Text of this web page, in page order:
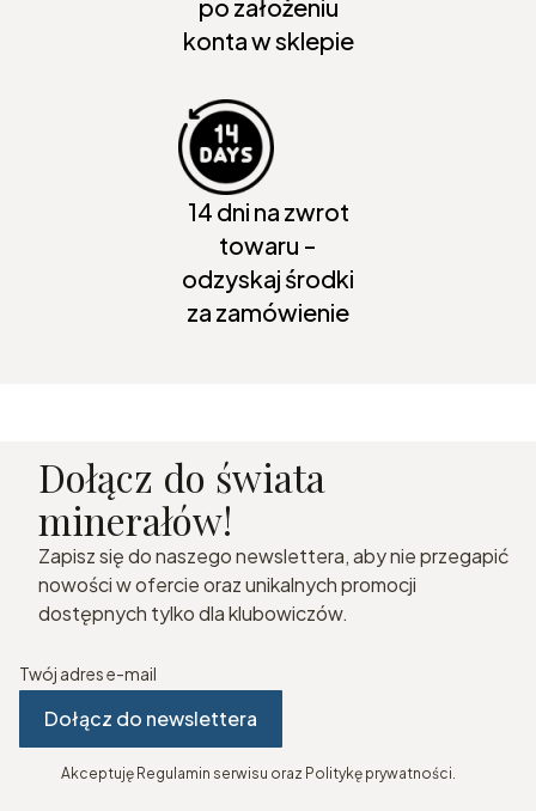
po założeniu
konta w sklepie
14 dni na zwrot
towaru -
odzyskaj środki
za zamówienie
Dołącz do świata
minerałów!
Zapisz się do naszego newslettera, aby nie przegapić
nowości w ofercie oraz unikalnych promocji
dostępnych tylko dla klubowiczów.
Twój adres e-mail
Dołącz do newslettera
Akceptuję Regulamin serwisu oraz Politykę prywatności.